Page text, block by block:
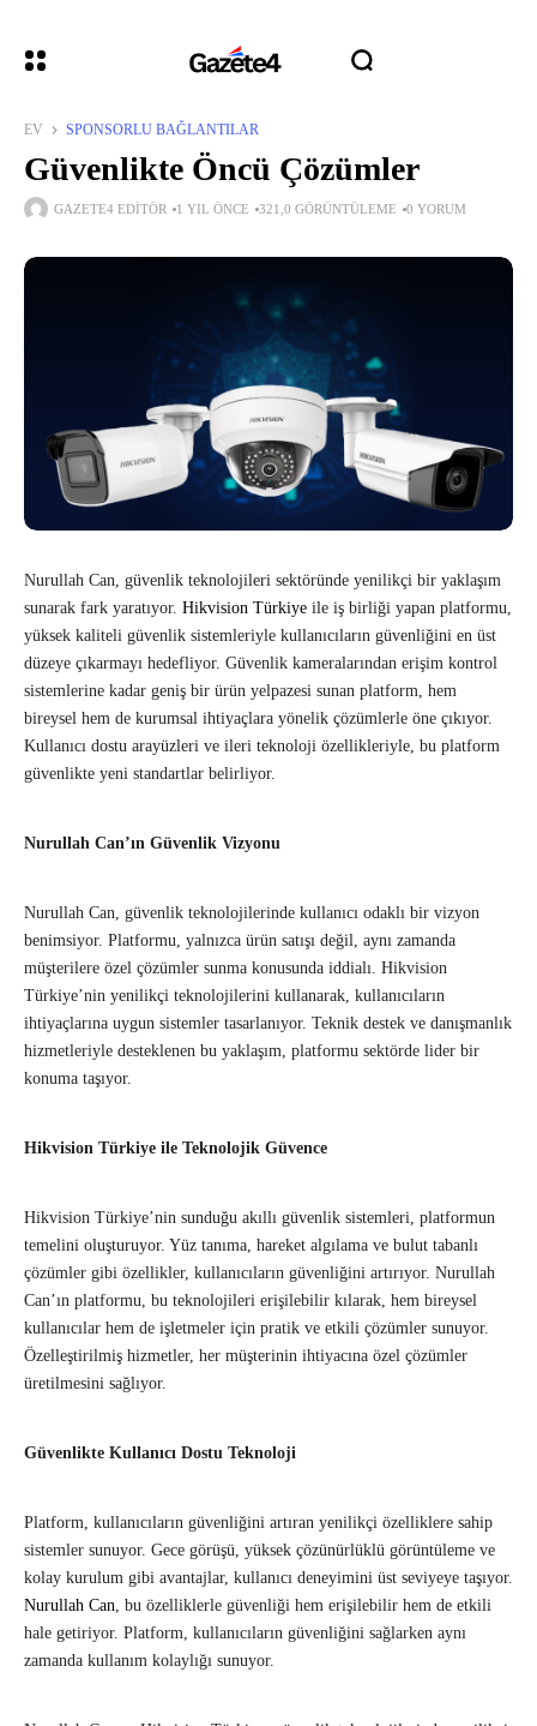
EV SPONSORLU BAĞLANTILAR
Güvenlikte Öncü Çözümler
GAZETE4 EDITÖR 1 YIL ÖNCE 321,0 GÖRÜNTÜLEME 0 YORUM
Nurullah Can, güvenlik teknolojileri sektöründe yenilikçi bir yaklaşım
sunarak fark yaratıyor. Hikvision Türkiye ile iş birliği yapan platformu,
yüksek kaliteli güvenlik sistemleriyle kullanıcıların güvenliğini en üst
düzeye çıkarmayı hedefliyor. Güvenlik kameralarından erişim kontrol
sistemlerine kadar geniş bir ürün yelpazesi sunan platform, hem
bireysel hem de kurumsal ihtiyaçlara yönelik çözümlerle öne çıkıyor.
Kullanıcı dostu arayüzleri ve ileri teknoloji özellikleriyle, bu platform
güvenlikte yeni standartlar belirliyor.
Nurullah Can’ın Güvenlik Vizyonu
Nurullah Can, güvenlik teknolojilerinde kullanıcı odaklı bir vizyon
benimsiyor. Platformu, yalnızca ürün satışı değil, aynı zamanda
müşterilere özel çözümler sunma konusunda iddialı. Hikvision
Türkiye’nin yenilikçi teknolojilerini kullanarak, kullanıcıların
ihtiyaçlarına uygun sistemler tasarlanıyor. Teknik destek ve danışmanlık
hizmetleriyle desteklenen bu yaklaşım, platformu sektörde lider bir
konuma taşıyor.
Hikvision Türkiye ile Teknolojik Güvence
Hikvision Türkiye’nin sunduğu akıllı güvenlik sistemleri, platformun
temelini oluşturuyor. Yüz tanıma, hareket algılama ve bulut tabanlı
çözümler gibi özellikler, kullanıcıların güvenliğini artırıyor. Nurullah
Can’ın platformu, bu teknolojileri erişilebilir kılarak, hem bireysel
kullanıcılar hem de işletmeler için pratik ve etkili çözümler sunuyor.
Özelleştirilmiş hizmetler, her müşterinin ihtiyacına özel çözümler
üretilmesini sağlıyor.
Güvenlikte Kullanıcı Dostu Teknoloji
Platform, kullanıcıların güvenliğini artıran yenilikçi özelliklere sahip
sistemler sunuyor. Gece görüşü, yüksek çözünürlüklü görüntüleme ve
kolay kurulum gibi avantajlar, kullanıcı deneyimini üst seviyeye taşıyor.
Nurullah Can, bu özelliklerle güvenliği hem erişilebilir hem de etkili
hale getiriyor. Platform, kullanıcıların güvenliğini sağlarken aynı
zamanda kullanım kolaylığı sunuyor.